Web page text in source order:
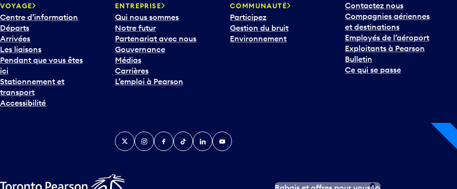
VOYAGE
Centre d’information
Départs
Arrivées
Les liaisons
Pendant que vous êtes
ici
Stationnement et
transport
Accessibilité
ENTREPRISE
Qui nous sommes
Notre futur
Partenariat avec nous
Gouvernance
Médias
Carrières
L’emploi à Pearson
COMMUNAUTÉ
Participez
Gestion du bruit
Environnement
Contactez nous
Compagnies aériennes
et destinations
Employés de l’aéroport
Exploitants à Pearson
Bulletin
Ce qui se passe
TwitterInstagramFacebook
TikTokLinkedInYouTube